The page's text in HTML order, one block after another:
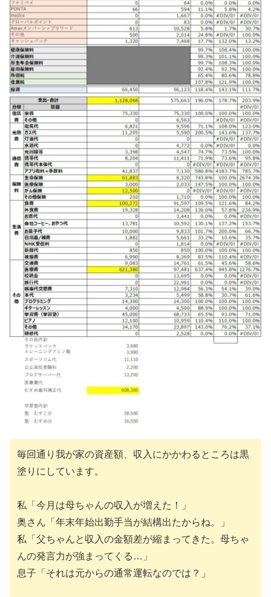
毎回通り我が家の資産額、収入にかかわるところは黒
塗りにしています。
私「今月は母ちゃんの収入が増えた！」
奥さん「年末年始出勤手当が結構出たからね。」
私「父ちゃんと収入の金額差が縮まってきた。母ちゃ
んの発言力が強まってくる…」
息子「それは元からの通常運転なのでは？」